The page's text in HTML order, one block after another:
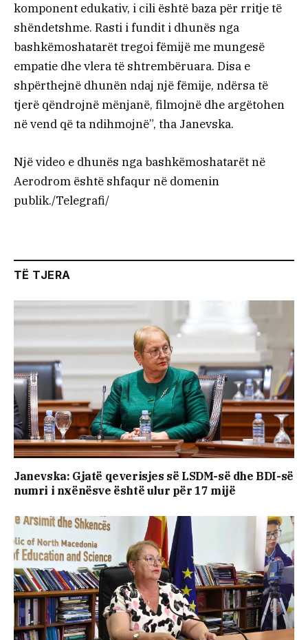
komponent edukativ, i cili është baza për rritje të
shëndetshme. Rasti i fundit i dhunës nga
bashkëmoshatarët tregoi fëmijë me mungesë
empatie dhe vlera të shtrembëruara. Disa e
shpërthejnë dhunën ndaj një fëmije, ndërsa të
tjerë qëndrojnë mënjanë, filmojnë dhe argëtohen
në vend që ta ndihmojnë”, tha Janevska.
Një video e dhunës nga bashkëmoshatarët në
Aerodrom është shfaqur në domenin
publik./Telegrafi/
TË TJERA
Janevska: Gjatë qeverisjes së LSDM-së dhe BDI-së
numri i nxënësve është ulur për 17 mijë